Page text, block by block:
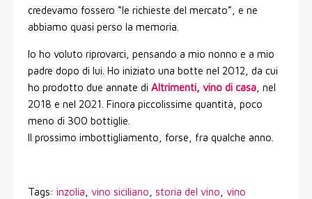
credevamo fossero “le richieste del mercato”, e ne
abbiamo quasi perso la memoria.
Io ho voluto riprovarci, pensando a mio nonno e a mio
padre dopo di lui. Ho iniziato una botte nel 2012, da cui
ho prodotto due annate di Altrimenti, vino di casa, nel
2018 e nel 2021. Finora piccolissime quantità, poco
meno di 300 bottiglie.
Il prossimo imbottigliamento, forse, fra qualche anno.
Tags: inzolia, vino siciliano, storia del vino, vino